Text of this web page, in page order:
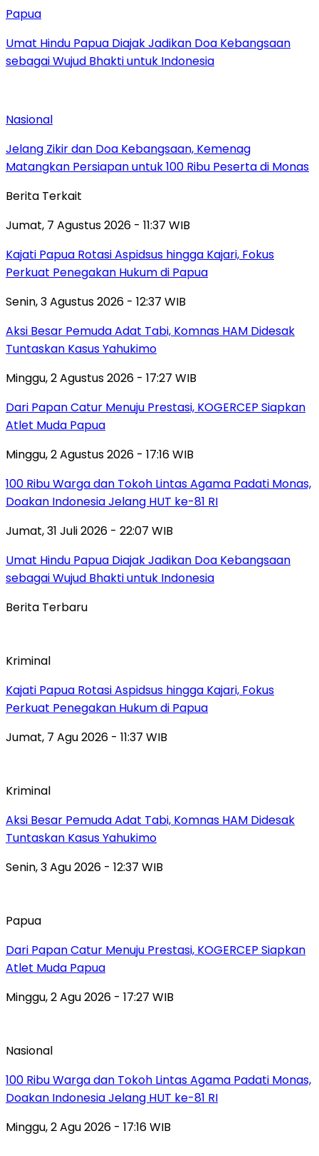
Papua
Umat Hindu Papua Diajak Jadikan Doa Kebangsaan
sebagai Wujud Bhakti untuk Indonesia
Nasional
Jelang Zikir dan Doa Kebangsaan, Kemenag
Matangkan Persiapan untuk 100 Ribu Peserta di Monas
Berita Terkait
Jumat, 7 Agustus 2026 - 11:37 WIB
Kajati Papua Rotasi Aspidsus hingga Kajari, Fokus
Perkuat Penegakan Hukum di Papua
Senin, 3 Agustus 2026 - 12:37 WIB
Aksi Besar Pemuda Adat Tabi, Komnas HAM Didesak
Tuntaskan Kasus Yahukimo
Minggu, 2 Agustus 2026 - 17:27 WIB
Dari Papan Catur Menuju Prestasi, KOGERCEP Siapkan
Atlet Muda Papua
Minggu, 2 Agustus 2026 - 17:16 WIB
100 Ribu Warga dan Tokoh Lintas Agama Padati Monas,
Doakan Indonesia Jelang HUT ke-81 RI
Jumat, 31 Juli 2026 - 22:07 WIB
Umat Hindu Papua Diajak Jadikan Doa Kebangsaan
sebagai Wujud Bhakti untuk Indonesia
Berita Terbaru
Kriminal
Kajati Papua Rotasi Aspidsus hingga Kajari, Fokus
Perkuat Penegakan Hukum di Papua
Jumat, 7 Agu 2026 - 11:37 WIB
Kriminal
Aksi Besar Pemuda Adat Tabi, Komnas HAM Didesak
Tuntaskan Kasus Yahukimo
Senin, 3 Agu 2026 - 12:37 WIB
Papua
Dari Papan Catur Menuju Prestasi, KOGERCEP Siapkan
Atlet Muda Papua
Minggu, 2 Agu 2026 - 17:27 WIB
Nasional
100 Ribu Warga dan Tokoh Lintas Agama Padati Monas,
Doakan Indonesia Jelang HUT ke-81 RI
Minggu, 2 Agu 2026 - 17:16 WIB